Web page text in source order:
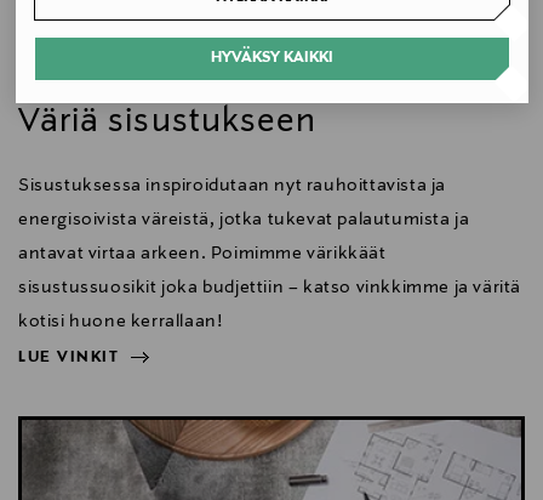
HYVÄKSY KAIKKI
K 52 cm
Suomi
Valmistajan tuotenumero
VP7016000071
Valmistajan osoite
Unioninkatu 26, 00130 Helsinki, Finland
Koti
Väriä sisustukseen
Sisustuksessa inspiroidutaan nyt rauhoittavista ja
energisoivista väreistä, jotka tukevat palautumista ja
antavat virtaa arkeen. Poimimme värikkäät
sisustussuosikit joka budjettiin – katso vinkkimme ja väritä
kotisi huone kerrallaan!
LUE VINKIT
LUE VINKIT